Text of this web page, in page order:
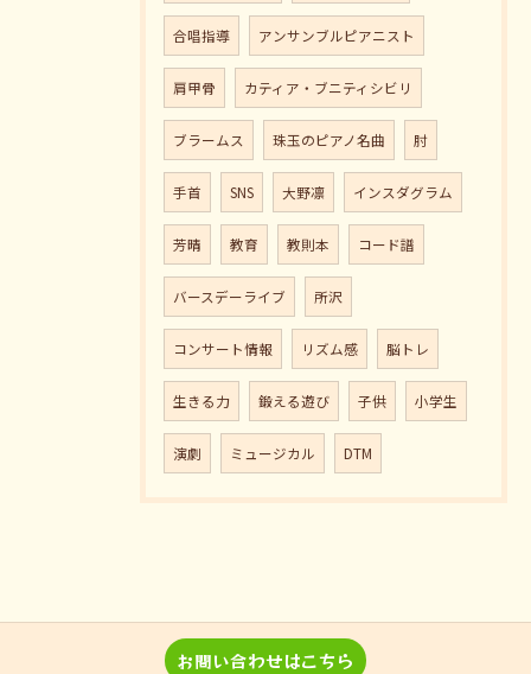
合唱指導 アンサンブルピアニスト
肩甲骨 カティア・ブニティシビリ
ブラームス 珠玉のピアノ名曲 肘
手首 SNS 大野凛 インスダグラム
芳晴 教育 教則本 コード譜
バースデーライブ 所沢
コンサート情報 リズム感 脳トレ
生きる力 鍛える遊び 子供 小学生
演劇 ミュージカル DTM
お問い合わせはこちら